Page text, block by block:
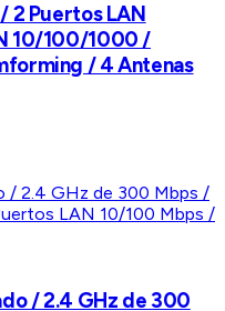
2 Puertos LAN
10/100/1000 /
/ 4 Antenas
/ 2.4 GHz de 300